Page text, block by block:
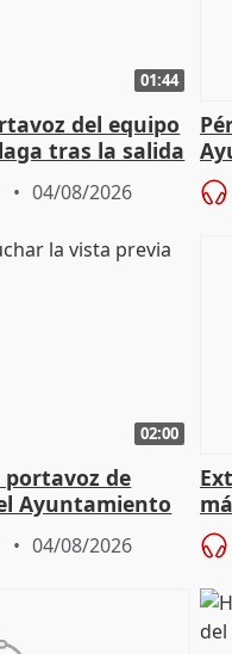
01:44
del equipo
tras la salida
04/08/2026
02:00
portavoz de
Ayuntamiento
04/08/2026